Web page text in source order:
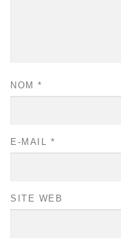
NOM *
E-MAIL *
SITE WEB